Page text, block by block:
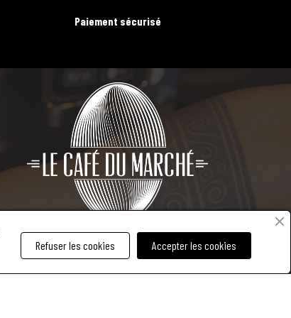
Paiement sécurisé
Accepter les cookies
Refuser les cookies